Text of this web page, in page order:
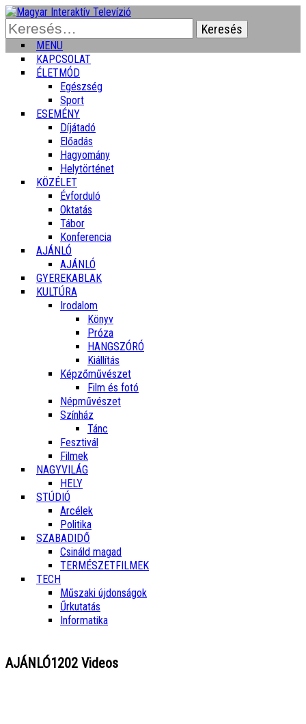
Keresés:
MENU
KAPCSOLAT
ÉLETMÓD
Egészség
Sport
ESEMÉNY
Díjátadó
Előadás
Hagyomány
Helytörténet
KÖZÉLET
Évforduló
Oktatás
Tábor
Konferencia
AJÁNLÓ
AJÁNLÓ
GYEREKABLAK
KULTÚRA
Irodalom
Könyv
Próza
HANGSZÓRÓ
Kiállítás
Képzőművészet
Film és fotó
Népművészet
Színház
Tánc
Fesztivál
Filmek
NAGYVILÁG
HELY
STÚDIÓ
Arcélek
Politika
SZABADIDŐ
Csináld magad
TERMÉSZETFILMEK
TECH
Műszaki újdonságok
Űrkutatás
Informatika
AJÁNLÓ1202 Videos